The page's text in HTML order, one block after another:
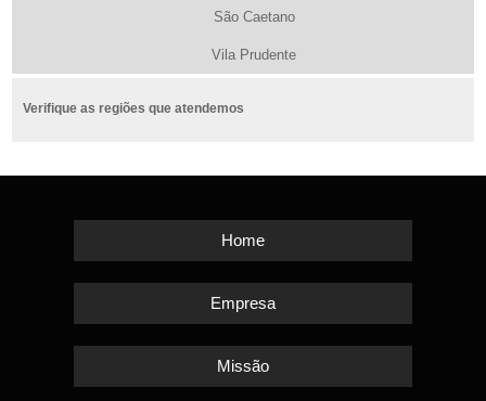
São Caetano
Vila Prudente
Verifique as regiões que atendemos
Home
Empresa
Missão